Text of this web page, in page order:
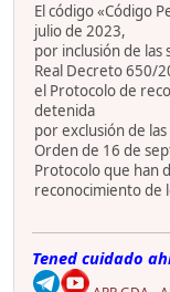
El código «Código
julio de 2023,
por inclusión de las
Real Decreto 650/
el Protocolo de
detenida
por exclusión de
Orden de 16 de
Protocolo que han
reconocimiento de
Tened cuidado